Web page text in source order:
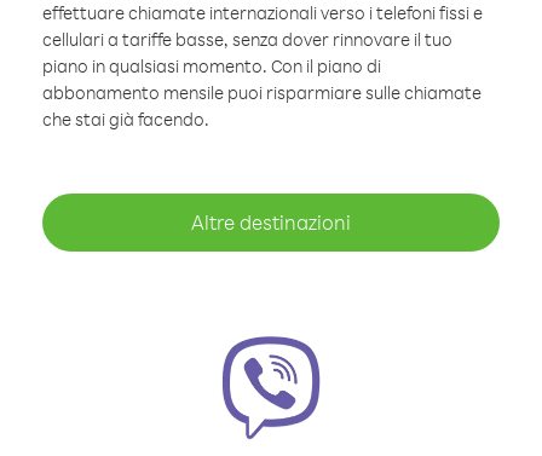
effettuare chiamate internazionali verso i telefoni fissi e
cellulari a tariffe basse, senza dover rinnovare il tuo
piano in qualsiasi momento. Con il piano di
abbonamento mensile puoi risparmiare sulle chiamate
che stai già facendo.
Altre destinazioni